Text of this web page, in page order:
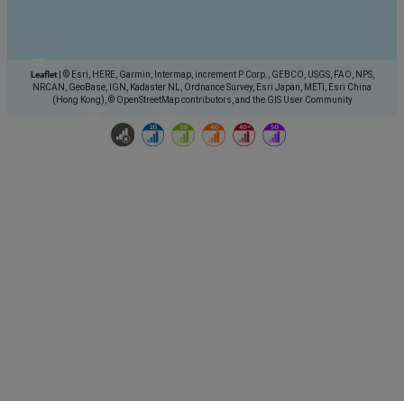
Leaflet
© Esri, HERE, Garmin, Intermap, increment P Corp., GEBCO, USGS, FAO, NPS,
NRCAN, GeoBase, IGN, Kadaster NL, Ordnance Survey, Esri Japan, METI, Esri China
(Hong Kong), © OpenStreetMap contributors, and the GIS User Community